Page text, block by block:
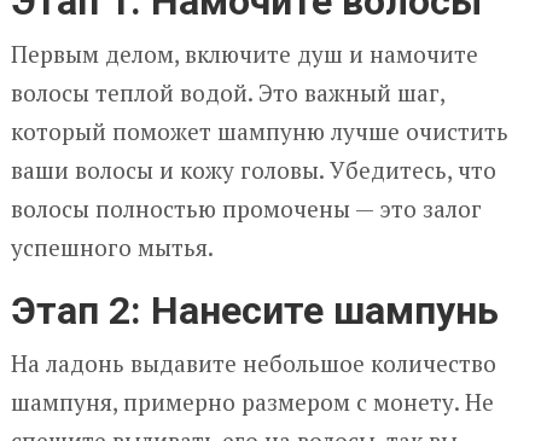
Первым делом, включите душ и намочите
волосы теплой водой. Это важный шаг,
который поможет шампуню лучше очистить
ваши волосы и кожу головы. Убедитесь, что
волосы полностью промочены — это залог
успешного мытья.
Этап 2: Нанесите шампунь
На ладонь выдавите небольшое количество
шампуня, примерно размером с монету. Не